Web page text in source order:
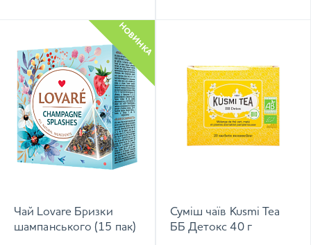
Чай Lovare Бризки
шампанського (15 пак)
НОВИНКА
Суміш чаїв Kusmi Tea
ББ Детокс 40 г